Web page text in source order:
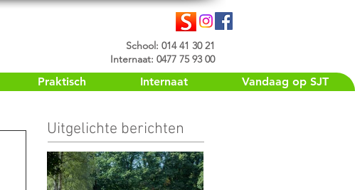
School: 014 41 30 21
Internaat: 0477 75 93 00
Praktisch Internaat Vandaag op SJT
Uitgelichte berichten